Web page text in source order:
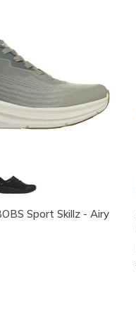
Sport Skillz - Airy